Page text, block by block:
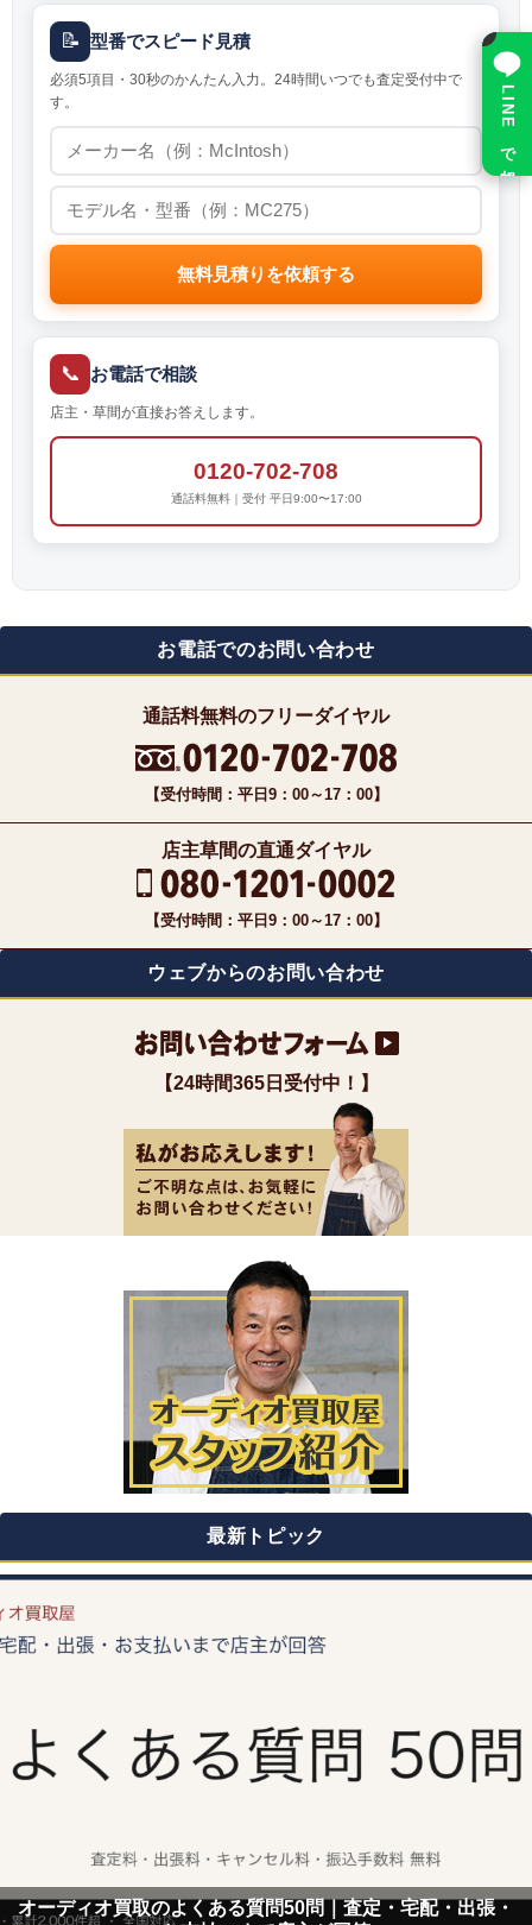
📝 型番でスピード見積
必須5項目・30秒のかんたん入力。24時間いつでも査定受付中で
す。
無料見積りを依頼する
📞 お電話で相談
店主・草間が直接お答えします。
0120-702-708
通話料無料｜受付 平日9:00〜17:00
お電話でのお問い合わせ
通話料無料のフリーダイヤル
【受付時間：平日9：00～17：00】
店主草間の直通ダイヤル
【受付時間：平日9：00～17：00】
ウェブからのお問い合わせ
【24時間365日受付中！】
最新トピック
オーディオ買取のよくある質問50問｜査定・宅配・出張・
LINE で相談
×